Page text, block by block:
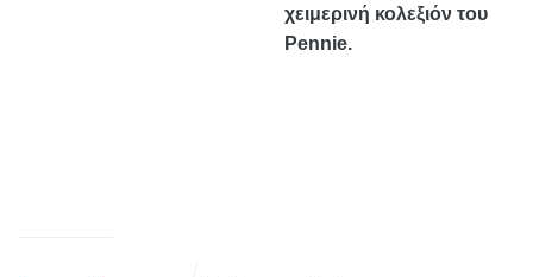
χειμερινή κολεξιόν του
Pennie.